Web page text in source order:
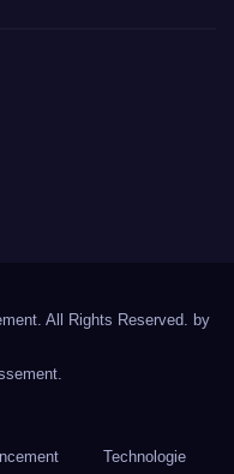
All Rights Reserved. by
Technologie